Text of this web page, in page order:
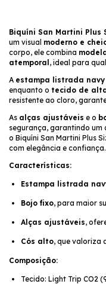
Biquíni San Martini Plus
um visual moderno e
corpo, ele combina
atemporal, ideal para
A estampa listrada navy
enquanto o tecido de
resistente ao cloro,
As alças ajustáveis e o
segurança, garantindo um
o Biquíni San Martini Plus
com elegância e confiança.
Características:
Estampa listrada
Bojo fixo, para maior
Alças ajustáveis,
Cós alto, que valoriza
Composição:
Tecido: Light Trip CO2